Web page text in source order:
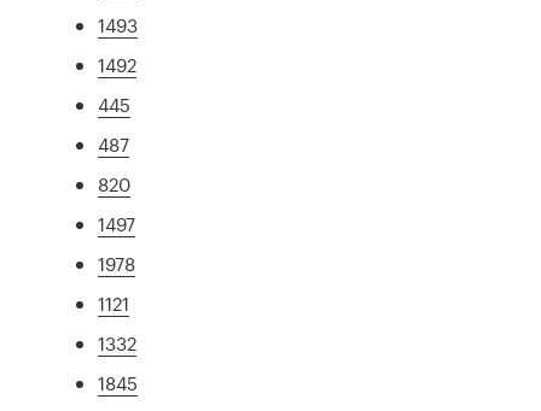
1493
1492
445
487
820
1497
1978
1121
1332
1845